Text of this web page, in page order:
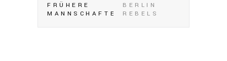
FRÜHERE
MANNSCHAFTEN
BERLIN
REBELS